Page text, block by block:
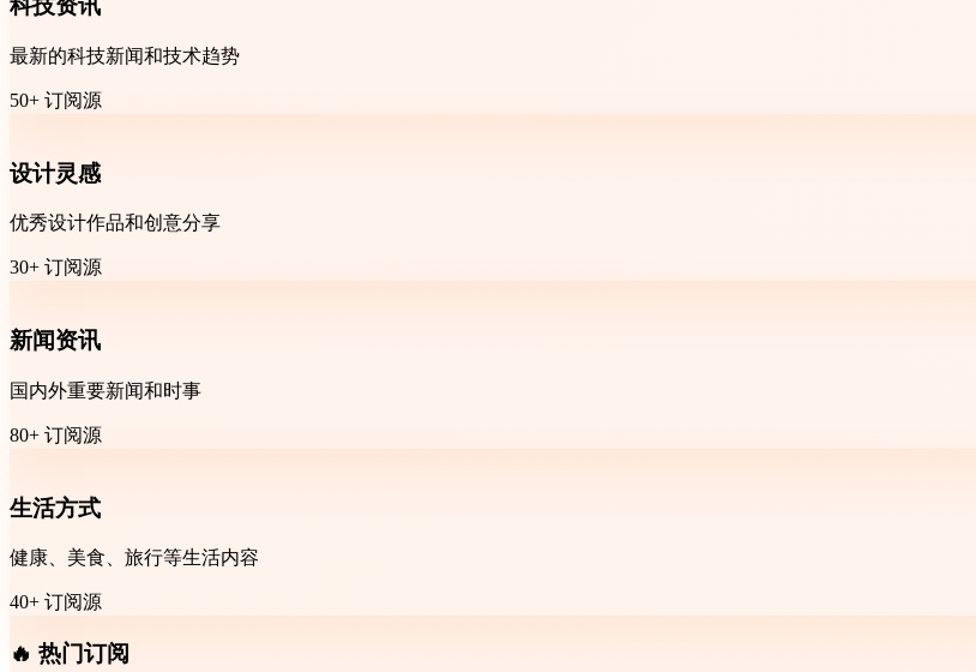
科技资讯
最新的科技新闻和技术趋势
50+ 订阅源
设计灵感
优秀设计作品和创意分享
30+ 订阅源
新闻资讯
国内外重要新闻和时事
80+ 订阅源
生活方式
健康、美食、旅行等生活内容
40+ 订阅源
🔥 热门订阅